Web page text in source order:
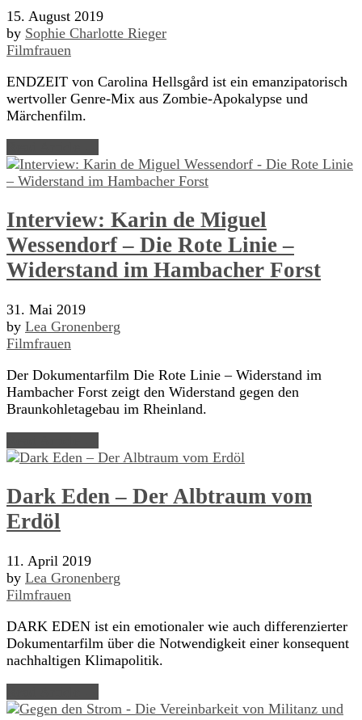
15. August 2019
by Sophie Charlotte Rieger
Filmfrauen
ENDZEIT von Carolina Hellsgård ist ein emanzipatorisch
wertvoller Genre-Mix aus Zombie-Apokalypse und
Märchenfilm.
Interview: Karin de Miguel
Wessendorf – Die Rote Linie –
Widerstand im Hambacher Forst
31. Mai 2019
by Lea Gronenberg
Filmfrauen
Der Dokumentarfilm Die Rote Linie – Widerstand im
Hambacher Forst zeigt den Widerstand gegen den
Braunkohletagebau im Rheinland.
Dark Eden – Der Albtraum vom
Erdöl
11. April 2019
by Lea Gronenberg
Filmfrauen
DARK EDEN ist ein emotionaler wie auch differenzierter
Dokumentarfilm über die Notwendigkeit einer konsequent
nachhaltigen Klimapolitik.